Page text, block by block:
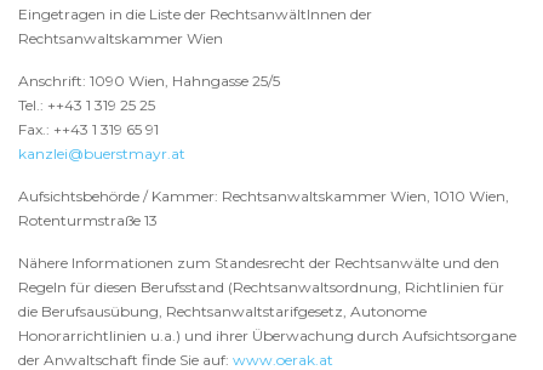
Eingetragen in die Liste der RechtsanwältInnen der
Rechtsanwaltskammer Wien
Anschrift: 1090 Wien, Hahngasse 25/5
Tel.: ++43 1 319 25 25
Fax.: ++43 1 319 65 91
kanzlei@buerstmayr.at
Aufsichtsbehörde / Kammer: Rechtsanwaltskammer Wien, 1010 Wien,
Rotenturmstraße 13
Nähere Informationen zum Standesrecht der Rechtsanwälte und den
Regeln für diesen Berufsstand (Rechtsanwaltsordnung, Richtlinien für
die Berufsausübung, Rechtsanwaltstarifgesetz, Autonome
Honorarrichtlinien u.a.) und ihrer Überwachung durch Aufsichtsorgane
der Anwaltschaft finde Sie auf: www.oerak.at